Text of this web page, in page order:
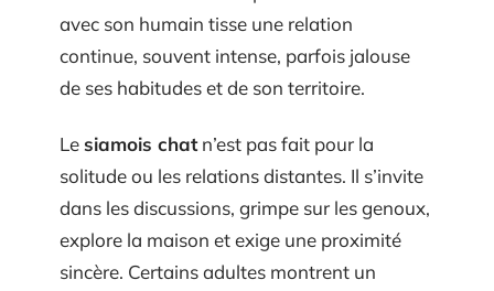
avec son humain tisse une relation
continue, souvent intense, parfois jalouse
de ses habitudes et de son territoire.
Lesiamois chatn’est pas fait pour la
solitude ou les relations distantes. Il s’invite
dans les discussions, grimpe sur les genoux,
explore la maison et exige une proximité
sincère. Certains adultes montrent un